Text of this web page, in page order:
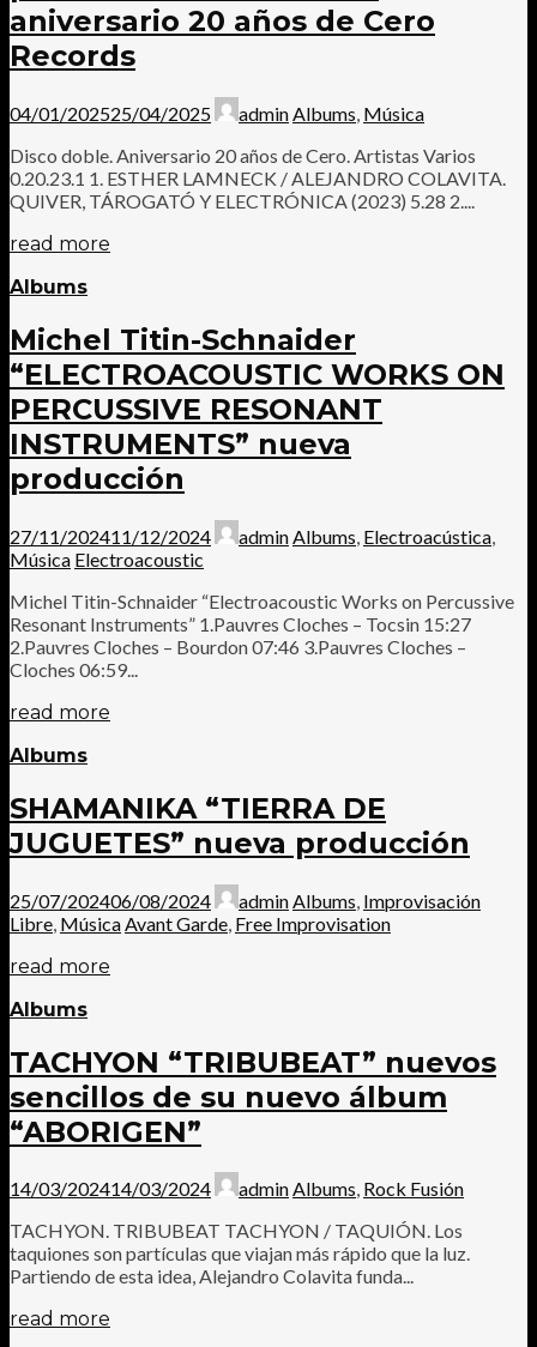
aniversario 20 años de Cero
Records
04/01/202525/04/2025 adminAlbums, Música
Disco doble. Aniversario 20 años de Cero. Artistas Varios
0.20.23.1 1. ESTHER LAMNECK / ALEJANDRO COLAVITA.
QUIVER, TÁROGATÓ Y ELECTRÓNICA (2023) 5.28 2....
read more
Albums
Michel Titin-Schnaider
“ELECTROACOUSTIC WORKS ON
PERCUSSIVE RESONANT
INSTRUMENTS” nueva
producción
27/11/202411/12/2024 adminAlbums, Electroacústica,
Música Electroacoustic
Michel Titin-Schnaider “Electroacoustic Works on Percussive
Resonant Instruments” 1.Pauvres Cloches – Tocsin 15:27
2.Pauvres Cloches – Bourdon 07:46 3.Pauvres Cloches –
Cloches 06:59...
read more
Albums
SHAMANIKA “TIERRA DE
JUGUETES” nueva producción
25/07/202406/08/2024 admin Albums Improvisación
Libre Música Avant Garde Free Improvisation
read more
Albums
TACHYON “TRIBUBEAT” nuevos
sencillos de su nuevo álbum
“ABORIGEN”
14/03/202414/03/2024 adminAlbums, Rock Fusión
TACHYON. TRIBUBEAT TACHYON / TAQUIÓN. Los
taquiones son partículas que viajan más rápido que la luz.
Partiendo de esta idea, Alejandro Colavita funda...
read more